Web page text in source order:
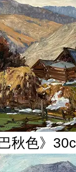
巴秋色》